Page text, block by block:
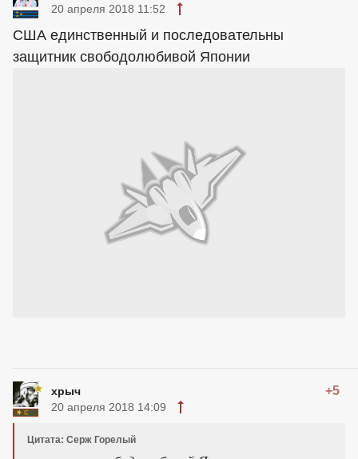
20 апреля 2018 11:52
США единственный и последовательны
защитник свободолюбивой Японии
хрыч +5
20 апреля 2018 14:09
Цитата: Серж Горелый